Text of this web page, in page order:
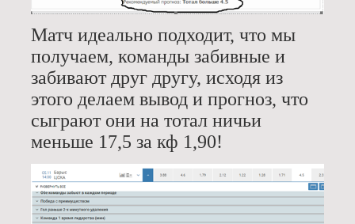
Матч идеально подходит, что мы
получаем, команды забивные и
забивают друг другу, исходя из
этого делаем вывод и прогноз, что
сыграют они на тотал ничьи
меньше 17,5 за кф 1,90!